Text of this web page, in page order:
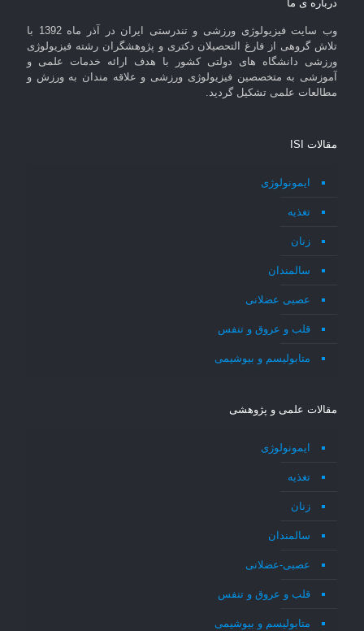
درباره ی ما
وب سایت فیزیولوژی ورزشی و تندرستی ایران در آذر ماه 1392 با
تلاش گروهی از فارغ التحصیلان دکتری و پژوهشگران رشته فیزیولوژی
ورزشی دانشگاه های دولتی کشور با هدف ارائه خدمات علمی و
آموزشی به متخصصین فیزیولوژی ورزشی و علاقه مندان به ورزش و
مطالعات علمی تشکیل گردید.
مقالات ISI
ایمونولوژی
تغذیه
زنان
سالمندان
عصبی عضلانی
قلب و عروق و تنفس
متابولیسم و بیوشیمی
مقالات علمی و پژوهشی
ایمونولوژی
تغذیه
زنان
سالمندان
عصبی-عضلانی
قلب و عروق و تنفس
متابولیسم و بیوشیمی